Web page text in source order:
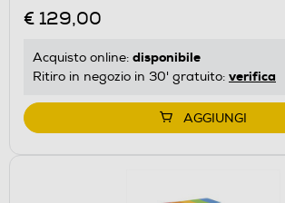
€ 129,00
Acquisto online: disponibile
Ritiro in negozio in 30' gratuito: verifica
AGGIUNGI